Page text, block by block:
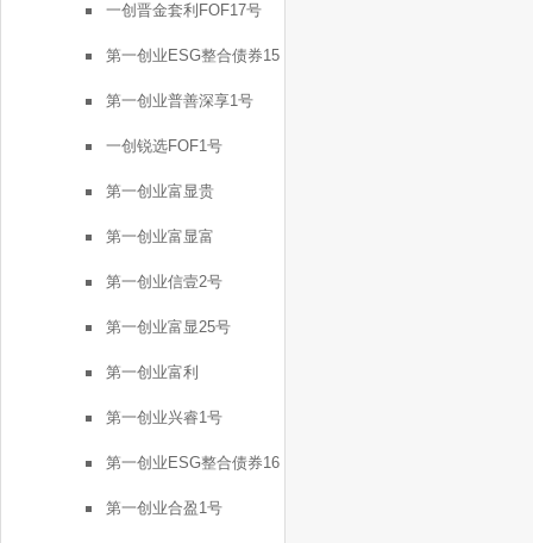
号
一创晋金套利FOF17号
第一创业ESG整合债券15
号
第一创业普善深享1号
一创锐选FOF1号
第一创业富显贵
第一创业富显富
第一创业信壹2号
第一创业富显25号
第一创业富利
第一创业兴睿1号
第一创业ESG整合债券16
号
第一创业合盈1号